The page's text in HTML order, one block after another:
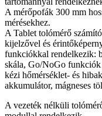
A mérőpofák 300 mm
mérésekhez.
A Tablet tolómérő
kijelzővel és
funkciókkal rendelkezik:
skála, Go/NoGo
kézi hőmérséklet- és
akkumulátor, mágneses
A vezeték nélküli